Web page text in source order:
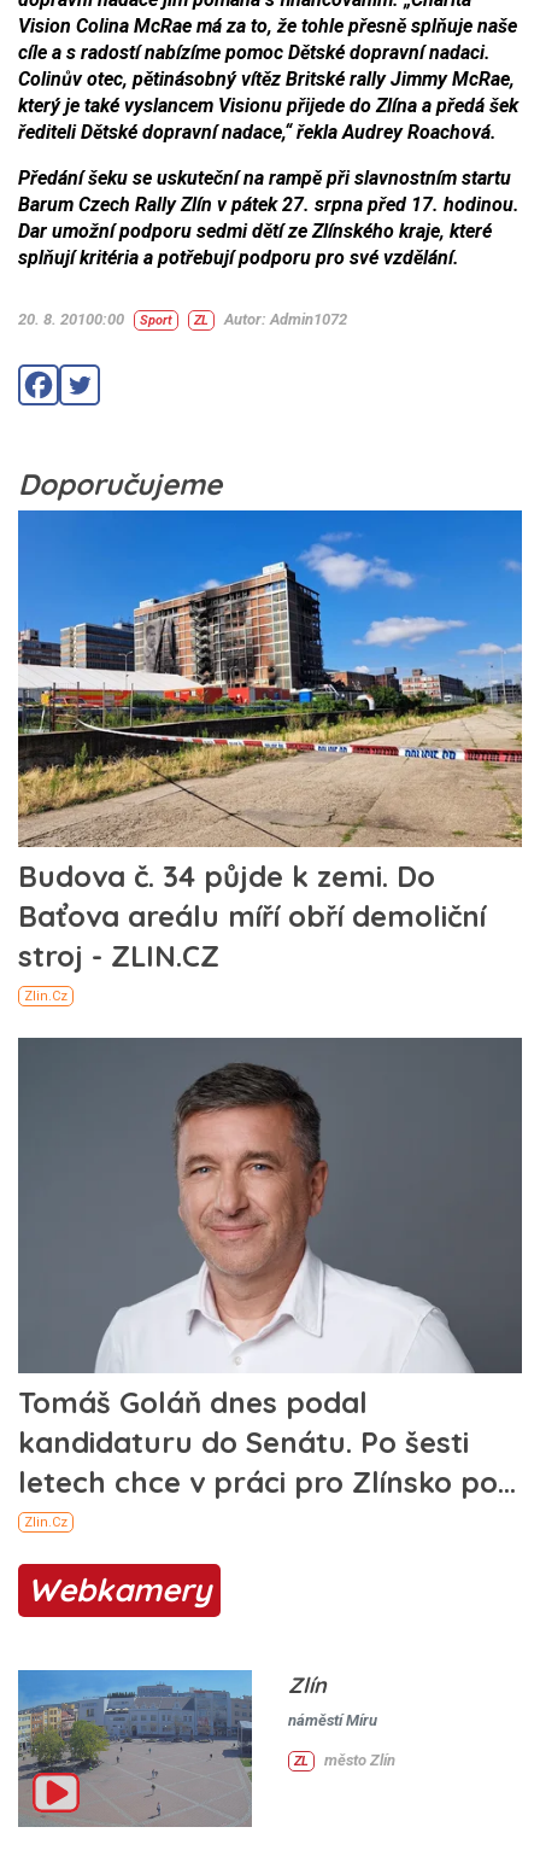
Vision Colina McRae má za to, že tohle přesně splňuje naše
cíle a s radostí nabízíme pomoc Dětské dopravní nadaci.
Colinův otec, pětinásobný vítěz Britské rally Jimmy McRae,
který je také vyslancem Visionu přijede do Zlína a předá šek
řediteli Dětské dopravní nadace,“řekla Audrey Roachová.
Předání šeku se uskuteční na rampě při slavnostním startu
Barum Czech Rally Zlín v pátek 27. srpna před 17. hodinou.
Dar umožní podporu sedmi dětí ze Zlínského kraje, které
splňují kritéria a potřebují podporu pro své vzdělání.
20. 8. 20100:00 Sport ZL Autor: Admin1072
Webkamery
Zlín
náměstí Míru
ZL město Zlín